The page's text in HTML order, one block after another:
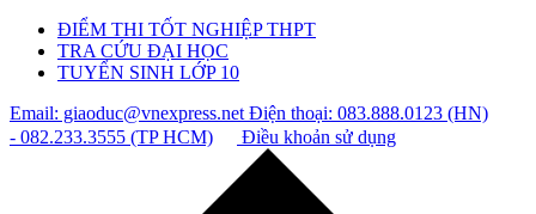
ĐIỂM THI TỐT NGHIỆP THPT
TRA CỨU ĐẠI HỌC
TUYỂN SINH LỚP 10
Email: giaoduc@vnexpress.net Điện thoại: 083.888.0123 (HN)
- 082.233.3555 (TP HCM)
Điều khoản sử dụng